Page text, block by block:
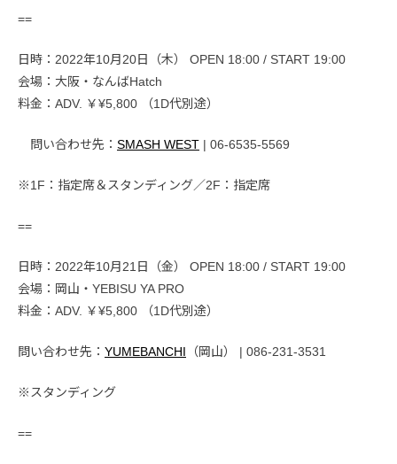
==
日時：2022年10月20日（木） OPEN 18:00 / START 19:00
会場：大阪・なんばHatch
料金：ADV. ￥¥5,800 （1D代別途）
問い合わせ先： SMASH WEST | 06-6535-5569
※1F：指定席＆スタンディング／2F：指定席
==
日時：2022年10月21日（金） OPEN 18:00 / START 19:00
会場：岡山・YEBISU YA PRO
料金：ADV. ￥¥5,800 （1D代別途）
問い合わせ先： YUMEBANCHI （岡山） | 086-231-3531
※スタンディング
==